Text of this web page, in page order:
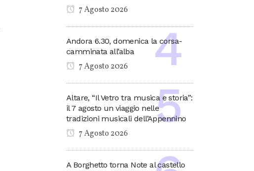
7 Agosto 2026
Andora 6.30, domenica la corsa-
camminata all’alba
7 Agosto 2026
Altare, “Il Vetro tra musica e storia”:
il 7 agosto un viaggio nelle
tradizioni musicali dell’Appennino
7 Agosto 2026
A Borghetto torna Note al castello